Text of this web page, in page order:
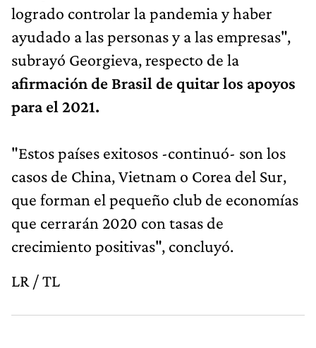
logrado controlar la pandemia y haber
ayudado a las personas y a las empresas",
subrayó Georgieva, respecto de la
afirmación de Brasil de quitar los apoyos
para el 2021.
"Estos países exitosos -continuó- son los
casos de China, Vietnam o Corea del Sur,
que forman el pequeño club de economías
que cerrarán 2020 con tasas de
crecimiento positivas", concluyó.
LR / TL